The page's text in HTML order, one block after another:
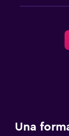
Una